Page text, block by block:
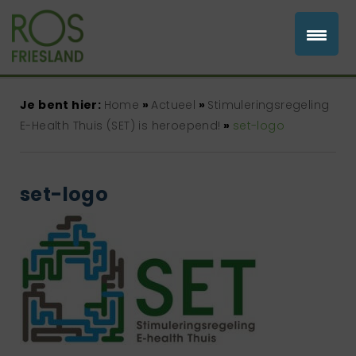
Je bent hier: Home » Actueel » Stimuleringsregeling
E-Health Thuis (SET) is heroepend! » set-logo
set-logo